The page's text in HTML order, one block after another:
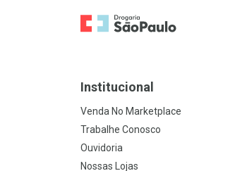
Ir para a Home
Institucional
Venda No Marketplace
Trabalhe Conosco
Ouvidoria
Nossas Lojas